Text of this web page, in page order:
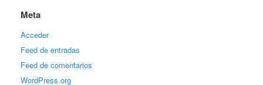
Meta
Acceder
Feed de entradas
Feed de comentarios
WordPress.org